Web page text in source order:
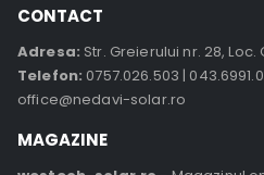
CONTACT
Adresa: Str. Greierului nr. 28,
Telefon: 0757.026.503 |
office@nedavi-solar.ro
MAGAZINE